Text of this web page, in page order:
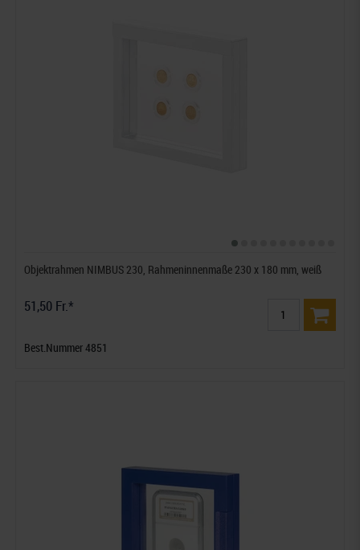
Objektrahmen NIMBUS 230, Rahmeninnenmaße 230 x 180 mm, weiß
51,50 Fr.*
Best.Nummer 4851